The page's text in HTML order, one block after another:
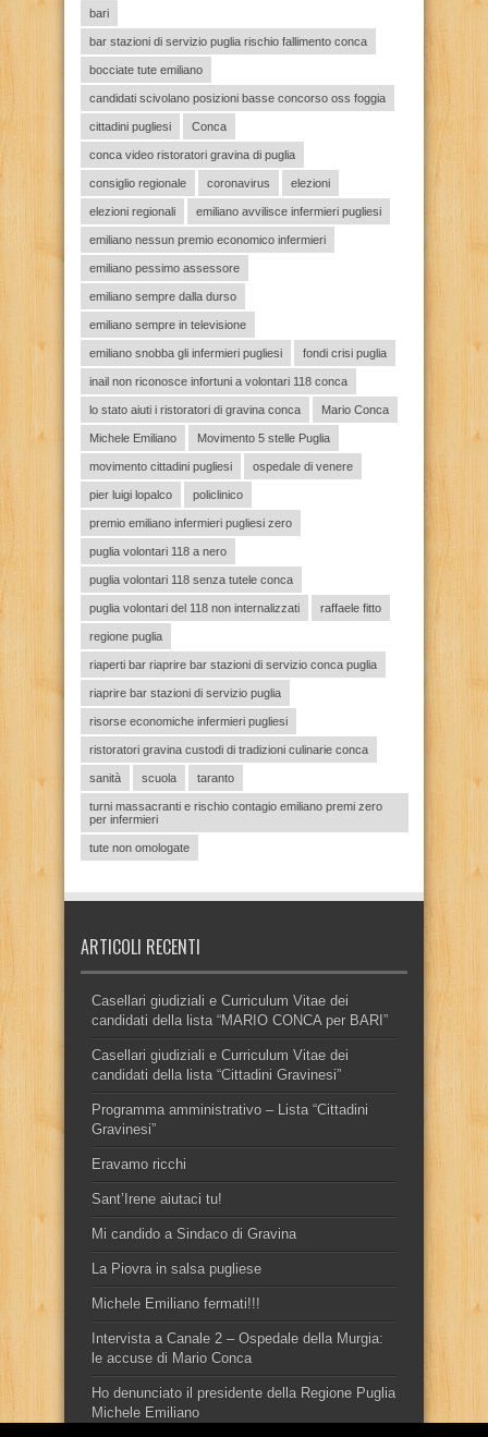
bari
bar stazioni di servizio puglia rischio fallimento conca
bocciate tute emiliano
candidati scivolano posizioni basse concorso oss foggia
cittadini pugliesi Conca
conca video ristoratori gravina di puglia
consiglio regionale coronavirus elezioni
elezioni regionali emiliano avvilisce infermieri pugliesi
emiliano nessun premio economico infermieri
emiliano pessimo assessore
emiliano sempre dalla durso
emiliano sempre in televisione
emiliano snobba gli infermieri pugliesi fondi crisi puglia
inail non riconosce infortuni a volontari 118 conca
lo stato aiuti i ristoratori di gravina conca Mario Conca
Michele Emiliano Movimento 5 stelle Puglia
movimento cittadini pugliesi ospedale di venere
pier luigi lopalco policlinico
premio emiliano infermieri pugliesi zero
puglia volontari 118 a nero
puglia volontari 118 senza tutele conca
puglia volontari del 118 non internalizzati raffaele fitto
regione puglia
riaperti bar riaprire bar stazioni di servizio conca puglia
riaprire bar stazioni di servizio puglia
risorse economiche infermieri pugliesi
ristoratori gravina custodi di tradizioni culinarie conca
sanità scuola taranto
turni massacranti e rischio contagio emiliano premi zero
per infermieri
tute non omologate
ARTICOLI RECENTI
Casellari giudiziali e Curriculum Vitae dei
candidati della lista “MARIO CONCA per BARI”
Casellari giudiziali e Curriculum Vitae dei
candidati della lista “Cittadini Gravinesi”
Programma amministrativo – Lista “Cittadini
Gravinesi”
Eravamo ricchi
Sant’Irene aiutaci tu!
Mi candido a Sindaco di Gravina
La Piovra in salsa pugliese
Michele Emiliano fermati!!!
Intervista a Canale 2 – Ospedale della Murgia:
le accuse di Mario Conca
Ho denunciato il presidente della Regione Puglia
Michele Emiliano